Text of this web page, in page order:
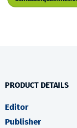
PRODUCT DETAILS
Editor
Publisher